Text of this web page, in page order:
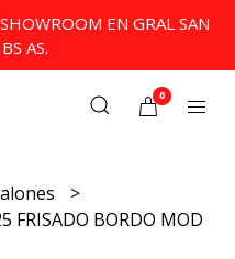
EN GRAL SAN
AS.
0
FRISADO BORDO MOD